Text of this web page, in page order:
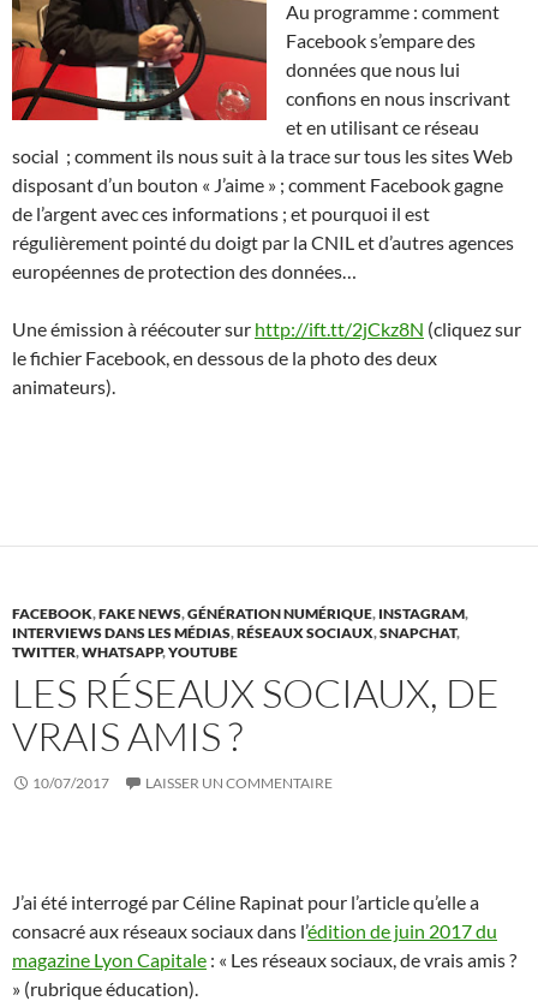
Au programme : comment
Facebook s’empare des
données que nous lui
confions en nous inscrivant
et en utilisant ce réseau
social ; comment ils nous suit à la trace sur tous les sites Web
disposant d’un bouton « J’aime » ; comment Facebook gagne
de l’argent avec ces informations ; et pourquoi il est
régulièrement pointé du doigt par la CNIL et d’autres agences
européennes de protection des données…
Une émission à réécouter sur http://ift.tt/2jCkz8N (cliquez sur
le fichier Facebook, en dessous de la photo des deux
animateurs).
FACEBOOK,FAKE NEWS,GÉNÉRATION NUMÉRIQUE, INSTAGRAM,
INTERVIEWS DANS LES MÉDIAS,RÉSEAUX SOCIAUX,SNAPCHAT,
TWITTER,WHATSAPP,YOUTUBE
LES RÉSEAUX SOCIAUX, DE
VRAIS AMIS ?
10/07/2017 LAISSER UN COMMENTAIRE
J’ai été interrogé par Céline Rapinat pour l’article qu’elle a
consacré aux réseaux sociaux dans l’édition de juin 2017 du
magazine Lyon Capitale : « Les réseaux sociaux, de vrais amis ?
» (rubrique éducation).